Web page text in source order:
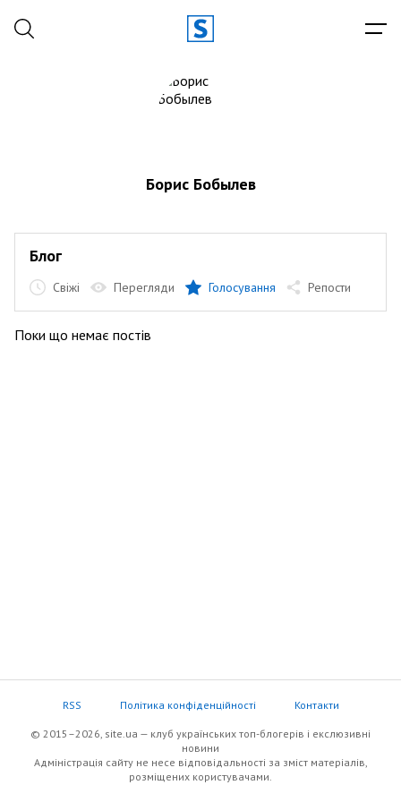
Борис Бобылев
Блог
Свіжі Перегляди Голосування Репости
Поки що немає постів
RSS Політика конфіденційності Контакти
© 2015–2026, site.ua — клуб українських топ-блогерів i екслюзивнi
новини
Адміністрація сайту не несе відповідальності за зміст матеріалів,
розміщених користувачами.